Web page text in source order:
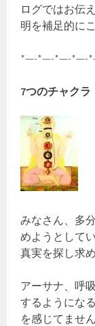
ログではお伝
明を補足的に
*—-*—-*—-*—-
7つのチャクラ
みなさん、多
めようとして
真実を探し求
アーサナ、呼
するようにな
を感じてませ